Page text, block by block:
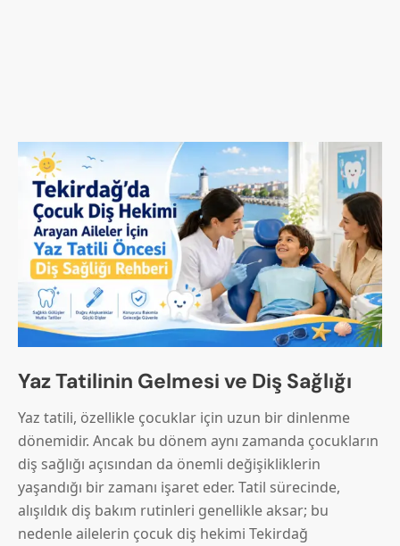
Yaz Tatilinin Gelmesi ve Diş Sağlığı
Yaz tatili, özellikle çocuklar için uzun bir dinlenme
dönemidir. Ancak bu dönem aynı zamanda çocukların
diş sağlığı açısından da önemli değişikliklerin
yaşandığı bir zamanı işaret eder. Tatil sürecinde,
alışıldık diş bakım rutinleri genellikle aksar; bu
nedenle ailelerin çocuk diş hekimi Tekirdağ